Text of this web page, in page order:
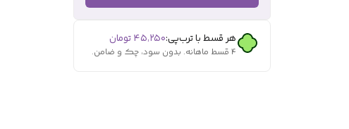
هر قسط با ترب‌پی:۴۵٬۲۵۰تومان
۴ قسط ماهانه. بدون سود، چک و ضامن.